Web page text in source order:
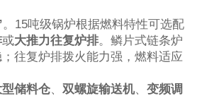
。15吨级锅炉根据燃料特性可选配
或大推力往复炉排。鳞片式链条炉
往复炉排拨火能力强，燃料适应
型储料仓、双螺旋输送机、变频调